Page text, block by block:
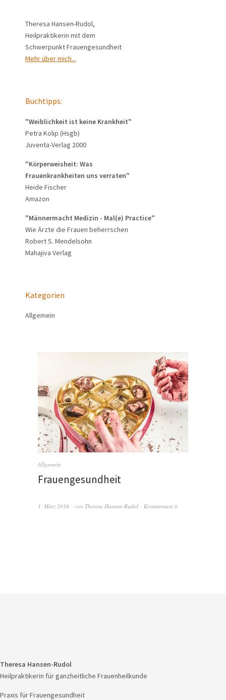
Theresa Hansen-Rudol,
Heilpraktikerin mit dem
Schwerpunkt Frauengesundheit
Mehr über mich...
Buchtipps:
"Weiblichkeit ist keine Krankheit"
Petra Kolip (Hsgb)
Juventa-Verlag 2000
"Körperweisheit: Was
Frauenkrankheiten uns verraten"
Heide Fischer
Amazon
"Männermacht Medizin - Mal(e) Practice"
Wie Ärzte die Frauen beherrschen
Robert S. Mendelsohn
Mahajiva Verlag
Kategorien
Allgemein
Allgemein
Frauengesundheit
1. März 2016 von Theresa Hansen-Rudol Kommentare 0
Theresa Hansen-Rudol
Heilpraktikerin für ganzheitliche Frauenheilkunde
Praxis für Frauengesundheit